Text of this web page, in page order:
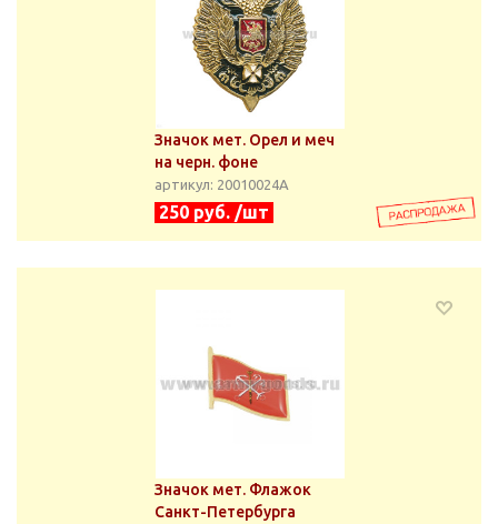
Значок мет. Орел и меч
на черн. фоне
артикул: 20010024А
250 руб. /шт
Значок мет. Флажок
Санкт-Петербурга